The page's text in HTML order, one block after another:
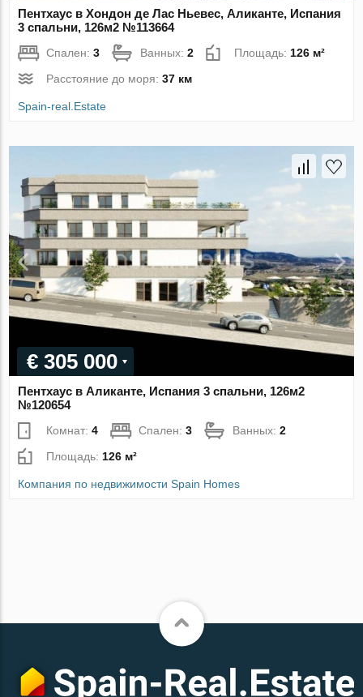
Пентхаус в Хондон де Лас Ньевес, Аликанте, Испания
3 спальни, 126м2 №113664
Спален:3 Ванных:2 Площадь: 126 м²
Расстояние до моря:37 км
Spain-real.Estate
€ 305 000
Пентхаус в Аликанте, Испания 3 спальни, 126м2
№120654
Комнат:4 Спален:3 Ванных:2
Площадь: 126 м²
Компания по недвижимости Spain Homes